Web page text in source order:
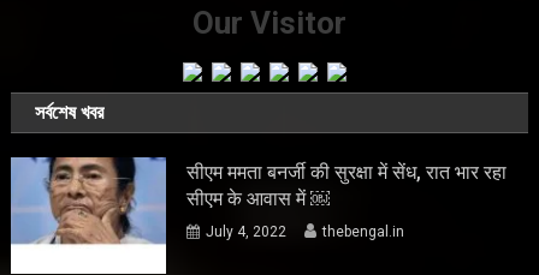
Our Visitor
সর্বশেষ খবর
सीएम ममता बनर्जी की सुरक्षा में सेंध, रात भार रहा
सीएम के आवास में ￼
July 4, 2022 thebengal.in